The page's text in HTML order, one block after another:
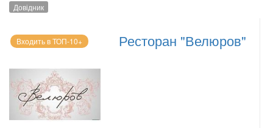
Довідник
Входить в ТОП-10+ Ресторан "Велюров"